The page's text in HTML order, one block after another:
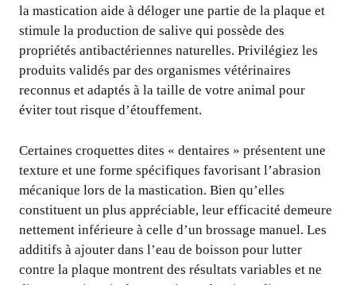
la mastication aide à déloger une partie de la plaque et
stimule la production de salive qui possède des
propriétés antibactériennes naturelles. Privilégiez les
produits validés par des organismes vétérinaires
reconnus et adaptés à la taille de votre animal pour
éviter tout risque d’étouffement.
Certaines croquettes dites « dentaires » présentent une
texture et une forme spécifiques favorisant l’abrasion
mécanique lors de la mastication. Bien qu’elles
constituent un plus appréciable, leur efficacité demeure
nettement inférieure à celle d’un brossage manuel. Les
additifs à ajouter dans l’eau de boisson pour lutter
contre la plaque montrent des résultats variables et ne